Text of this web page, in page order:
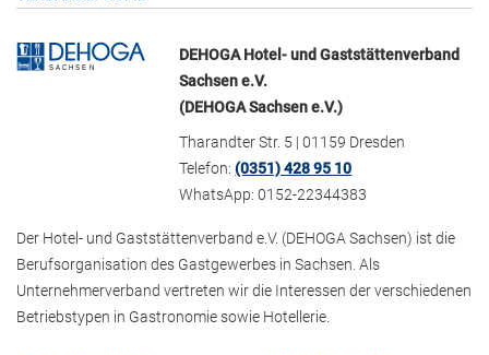
DEHOGA Hotel- und Gaststättenverband
Sachsen e.V.
(DEHOGA Sachsen e.V.)
Tharandter Str. 5 | 01159 Dresden
Telefon:(0351) 428 95 10
WhatsApp: 0152-22344383
Der Hotel- und Gaststättenverband e.V. (DEHOGA Sachsen) ist die
Berufsorganisation des Gastgewerbes in Sachsen. Als
Unternehmerverband vertreten wir die Interessen der verschiedenen
Betriebstypen in Gastronomie sowie Hotellerie.